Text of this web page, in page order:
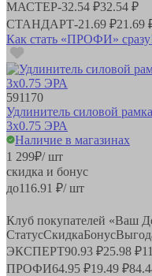
МАСТЕР-32.54 ₽32.54 ₽
СТАНДАРТ-21.69 ₽21.69
Как стать «ПРОФИ»
591170
Удлинитель силовой
3x0.75 ЭРА
Наличие в магазинах
1 299₽/ шт
скидка и бонус
до116.91 ₽/ шт
Клуб покупателей «Ваш
СтатусСкидкаБонус
ЭКСПЕРТ90.93 ₽25.98 ₽
ПРОФИ64.95 ₽19.49 ₽